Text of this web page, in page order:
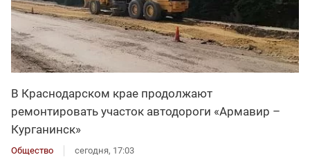
В Краснодарском крае продолжают
ремонтировать участок автодороги «Армавир –
Курганинск»
Общество сегодня, 17:03